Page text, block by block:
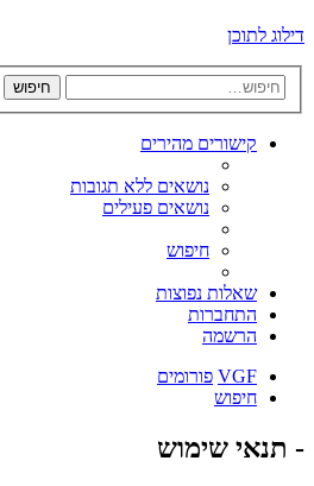
דילוג לתוכן
חיפוש
קישורים מהירים
נושאים ללא תגובות
נושאים פעילים
חיפוש
שאלות נפוצות
התחברות
הרשמה
VGF פורומים
חיפוש
- תנאי שימוש